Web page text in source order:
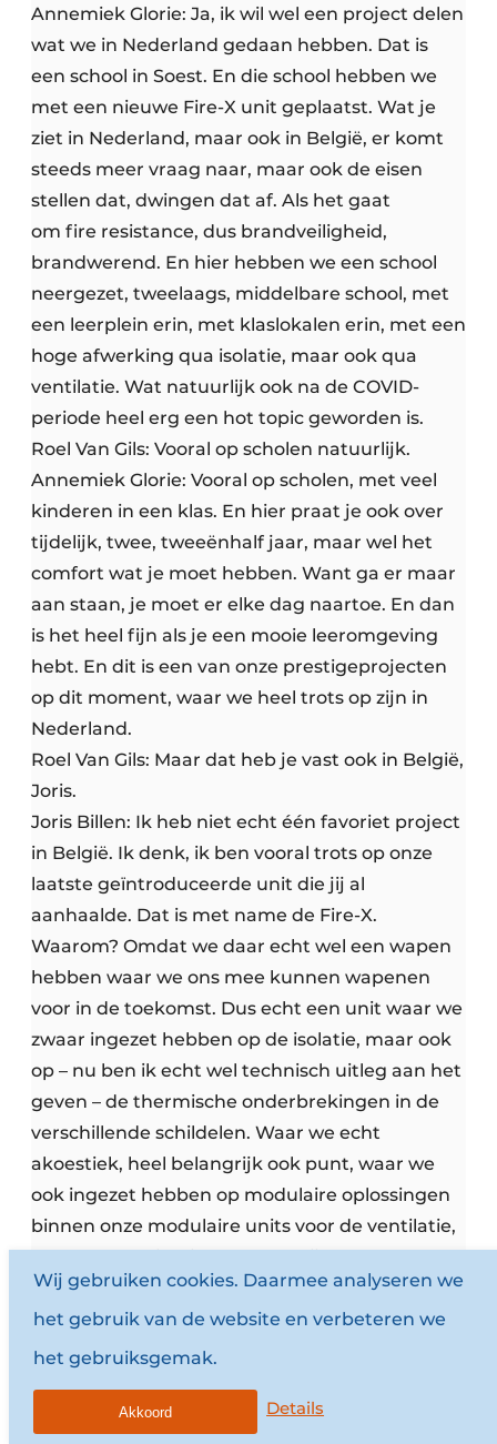
Annemiek Glorie: Ja, ik wil wel een project delen
wat we in Nederland gedaan hebben. Dat is
een school in Soest. En die school hebben we
met een nieuwe Fire-X unit geplaatst. Wat je
ziet in Nederland, maar ook in België, er komt
steeds meer vraag naar, maar ook de eisen
stellen dat, dwingen dat af. Als het gaat
om fire resistance, dus brandveiligheid,
brandwerend. En hier hebben we een school
neergezet, tweelaags, middelbare school, met
een leerplein erin, met klaslokalen erin, met een
hoge afwerking qua isolatie, maar ook qua
ventilatie. Wat natuurlijk ook na de COVID-
periode heel erg een hot topic geworden is.
Roel Van Gils: Vooral op scholen natuurlijk.
Annemiek Glorie: Vooral op scholen, met veel
kinderen in een klas. En hier praat je ook over
tijdelijk, twee, tweeënhalf jaar, maar wel het
comfort wat je moet hebben. Want ga er maar
aan staan, je moet er elke dag naartoe. En dan
is het heel fijn als je een mooie leeromgeving
hebt. En dit is een van onze prestigeprojecten
op dit moment, waar we heel trots op zijn in
Nederland.
Roel Van Gils: Maar dat heb je vast ook in België,
Joris.
Joris Billen: Ik heb niet echt één favoriet project
in België. Ik denk, ik ben vooral trots op onze
laatste geïntroduceerde unit die jij al
aanhaalde. Dat is met name de Fire-X.
Waarom? Omdat we daar echt wel een wapen
hebben waar we ons mee kunnen wapenen
voor in de toekomst. Dus echt een unit waar we
zwaar ingezet hebben op de isolatie, maar ook
op – nu ben ik echt wel technisch uitleg aan het
geven – de thermische onderbrekingen in de
verschillende schildelen. Waar we echt
akoestiek, heel belangrijk ook punt, waar we
ook ingezet hebben op modulaire oplossingen
binnen onze modulaire units voor de ventilatie,
gebied denk ik dat we daar wel ook alle
projecten die we tot nu toe gezet hebben,
overal echt positieve feedback gekregen
oplossing is waar zij zelf ook verder mee willen
Wij gebruiken cookies. Daarmee analyseren we
het gebruik van de website en verbeteren we
het gebruiksgemak.
Details
Akkoord